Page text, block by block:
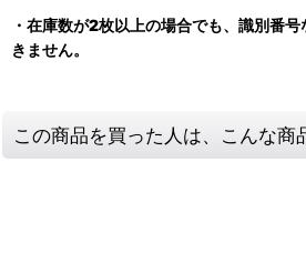
・在庫数が2枚以上の場合でも、識別番
きません。
この商品を買った人は、こんな商